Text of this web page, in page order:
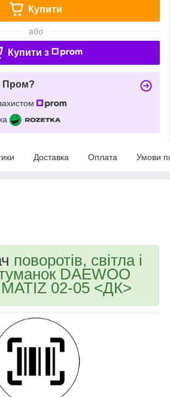
Купити
або
Купити з
Пром?
Доставка Оплата Умови
поворотів, світла і
DAEWOO
02-05 <ДК>